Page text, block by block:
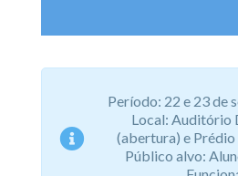
Período: 22 e 23 de
Local: Auditório
(abertura) e
Público alvo: